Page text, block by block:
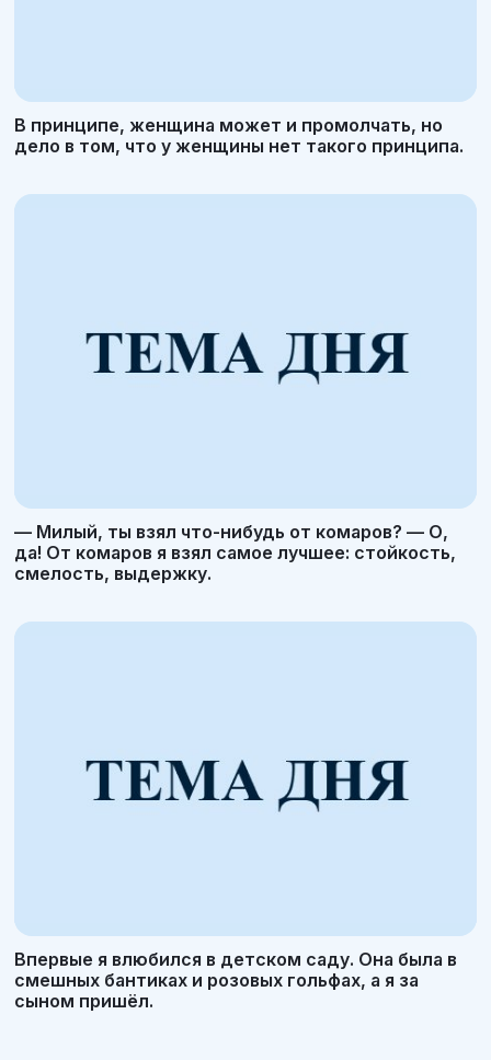
В принципе, женщина может и промолчать, но
дело в том, что у женщины нет такого принципа.
— Милый, ты взял что-нибудь от комаров? — О,
да! От комаров я взял самое лучшее: стойкость,
смелость, выдержку.
Впервые я влюбился в детском саду. Она была в
смешных бантиках и розовых гольфах, а я за
сыном пришёл.